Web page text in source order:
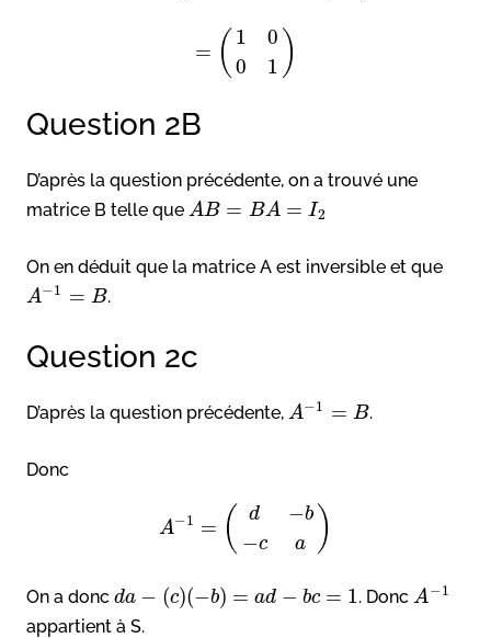
= ( 1
0
0
1 )
Question 2B
D’après la question précédente, on a trouvé une
matrice B telle que AB = BA = I2
On en déduit que la matrice A est inversible et que
A−1 = B.
Question 2c
D’après la question précédente, A−1 = B.
Donc
A−1 = ( d
−c
−b
a
)
On a donc da − (c)(−b) = ad − bc = 1. DoncA−1
appartient à S.